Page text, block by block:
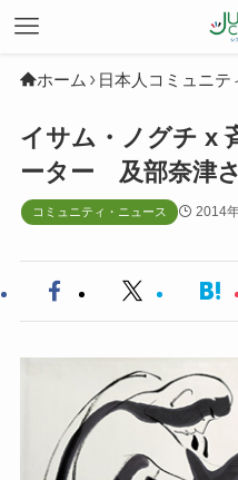
ホーム 日本人コミュニテ
イサム・ノグチ x
ーター 及部奈津
コミュニティ・ニュース 2014